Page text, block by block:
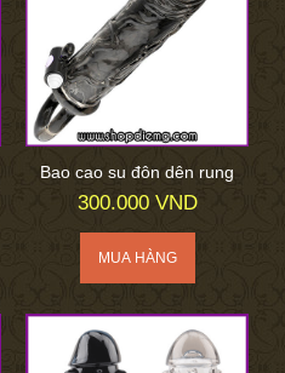
Bao cao su đôn dên rung
300.000 VND